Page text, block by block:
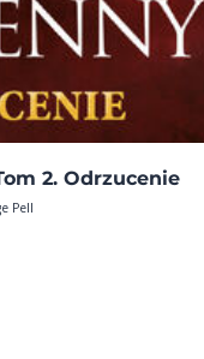
2. Odrzucenie
Pell